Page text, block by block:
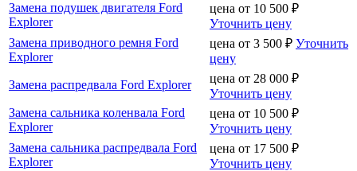
Замена подушек двигателя Ford
Explorer
цена от 10 500 ₽
Уточнить цену
Замена приводного ремня Ford
Explorer
цена от 3 500 ₽ Уточнить
цену
Замена распредвала Ford Explorer
цена от 28 000 ₽
Уточнить цену
Замена сальника коленвала Ford
Explorer
цена от 10 500 ₽
Уточнить цену
Замена сальника распредвала Ford
Explorer
цена от 17 500 ₽
Уточнить цену